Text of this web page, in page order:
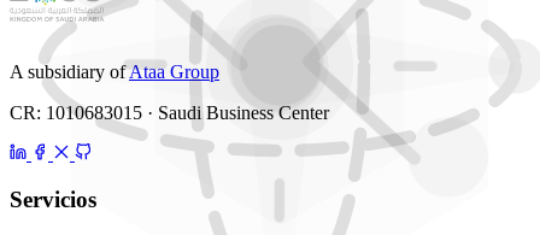
A subsidiary ofAtaa Group
CR: 1010683015 · Saudi Business Center
Servicios